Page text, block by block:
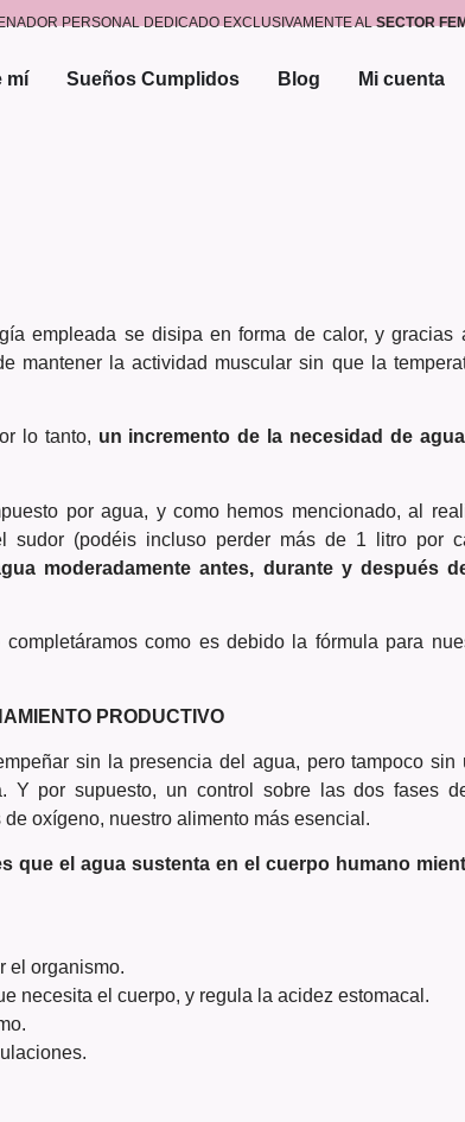
PERSONAL DEDICADO EXCLUSIVAMENTE ALSECTOR
mí Sueños Cumplidos Blog Mi cuenta
empleada se disipa en forma de calor, y gracias
mantener la actividad muscular sin que la
lo tanto, un incremento de la necesidad de
por agua, y como hemos mencionado, al
sudor (podéis incluso perder más de 1 litro por
moderadamente antes, durante y después
como es debido la fórmula para
PRODUCTIVO
sin la presencia del agua, pero tampoco sin
Y por supuesto, un control sobre las dos fases
oxígeno, nuestro alimento más esencial.
que el agua sustenta en el cuerpo humano
el organismo.
necesita el cuerpo, y regula la acidez estomacal.